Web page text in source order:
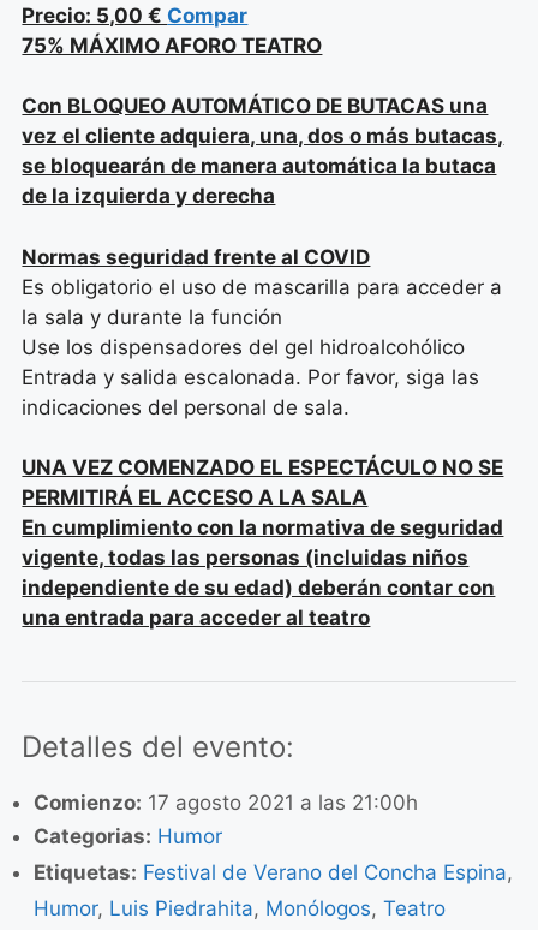
Precio: 5,00 € Compar
75% MÁXIMO AFORO TEATRO
Con BLOQUEO AUTOMÁTICO DE BUTACAS una
vez el cliente adquiera, una, dos o más butacas,
se bloquearán de manera automática la butaca
de la izquierda y derecha
Normas seguridad frente al COVID
Es obligatorio el uso de mascarilla para acceder a
la sala y durante la función
Use los dispensadores del gel hidroalcohólico
Entrada y salida escalonada. Por favor, siga las
indicaciones del personal de sala.
UNA VEZ COMENZADO EL ESPECTÁCULO NO SE
PERMITIRÁ EL ACCESO A LA SALA
En cumplimiento con la normativa de seguridad
vigente, todas las personas (incluidas niños
independiente de su edad) deberán contar con
una entrada para acceder al teatro
Detalles del evento:
Comienzo: 17 agosto 2021 a las 21:00h
Categorias: Humor
Etiquetas: Festival de Verano del Concha Espina,
Humor, Luis Piedrahita, Monólogos,Teatro